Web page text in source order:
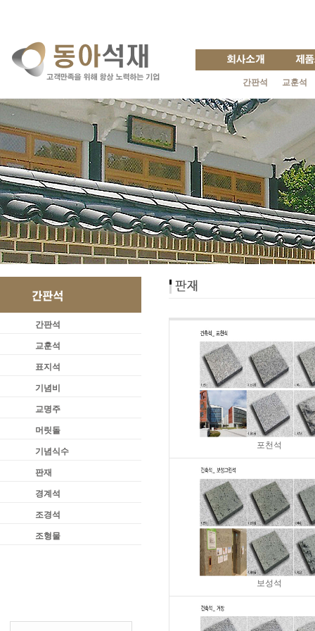
간판석 교훈석
간판석
교훈석
표지석
기념비
교명주
머릿돌
기념식수
판재
경계석
조경석
조형물
포천석
보성석